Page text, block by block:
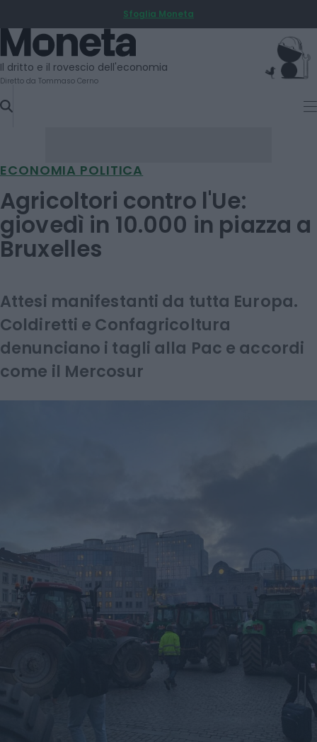
TO
CONTENT
Sfoglia Moneta
Moneta
Il dritto e il rovescio dell'economia
Diretto da Tommaso Cerno
ECONOMIA POLITICA
Agricoltori contro l'Ue:
giovedì in 10.000 in piazza a
Bruxelles
Attesi manifestanti da tutta Europa.
Coldiretti e Confagricoltura
denunciano i tagli alla Pac e accordi
come il Mercosur